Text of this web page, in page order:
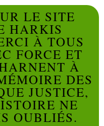
LE SITE
HARKIS
À TOUS
FORCE ET
À
DES
JUSTICE,
NE
OUBLIÉS.